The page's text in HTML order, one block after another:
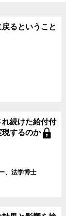
を達成するための
改正するべきだ
銀法の改正案を
担当副大臣によ
いと言うこと
の改正には慎重
れなくなる恐れが
批判は妥当なも
判の急先鋒に立
るということ
続けた給付付
現するのか
、法学博士